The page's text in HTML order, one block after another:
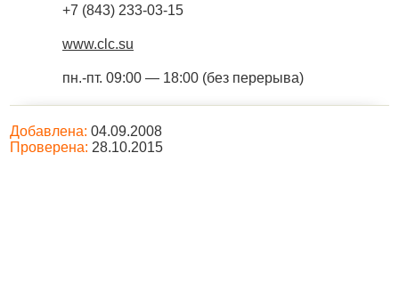
+7 (843) 233-03-15
www.clc.su
пн.-пт. 09:00 — 18:00 (без перерыва)
Добавлена: 04.09.2008
Проверена: 28.10.2015